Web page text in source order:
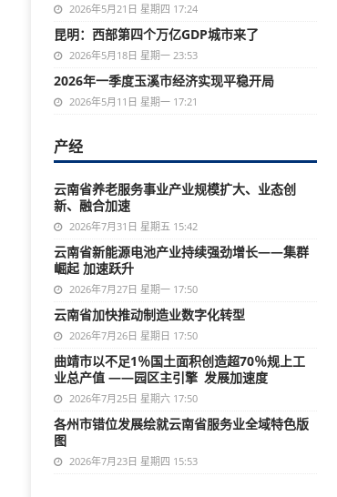
2026年5月21日 星期四 17:24
昆明：西部第四个万亿GDP城市来了
2026年5月18日 星期一 23:53
2026年一季度玉溪市经济实现平稳开局
2026年5月11日 星期一 17:21
产经
云南省养老服务事业产业规模扩大、业态创
新、融合加速
2026年7月31日 星期五 15:42
云南省新能源电池产业持续强劲增长——集群
崛起 加速跃升
2026年7月27日 星期一 17:50
云南省加快推动制造业数字化转型
2026年7月26日 星期日 17:50
曲靖市以不足1％国土面积创造超70％规上工
业总产值 ——园区主引擎 发展加速度
2026年7月25日 星期六 17:50
各州市错位发展绘就云南省服务业全域特色版
图
2026年7月23日 星期四 15:53